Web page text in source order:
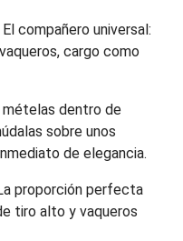
compañero universal:
cargo como
mételas dentro de
sobre unos
de elegancia.
proporción perfecta
tiro alto y vaqueros